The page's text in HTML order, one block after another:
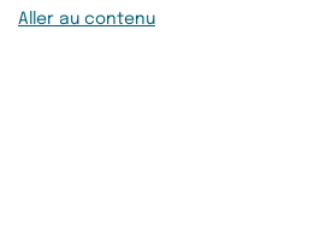
Aller au contenu